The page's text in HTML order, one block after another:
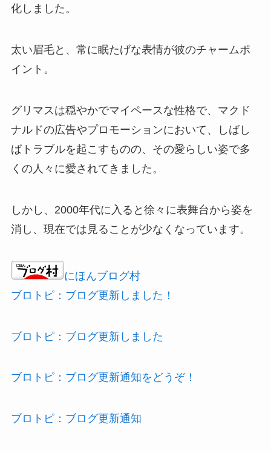
化しました。
太い眉毛と、常に眠たげな表情が彼のチャームポ
イント。
グリマスは穏やかでマイペースな性格で、マクド
ナルドの広告やプロモーションにおいて、しばし
ばトラブルを起こすものの、その愛らしい姿で多
くの人々に愛されてきました。
しかし、2000年代に入ると徐々に表舞台から姿を
消し、現在では見ることが少なくなっています。
にほんブログ村
ブロトピ：ブログ更新しました！
ブロトピ：ブログ更新しました
ブロトピ：ブログ更新通知をどうぞ！
ブロトピ：ブログ更新通知